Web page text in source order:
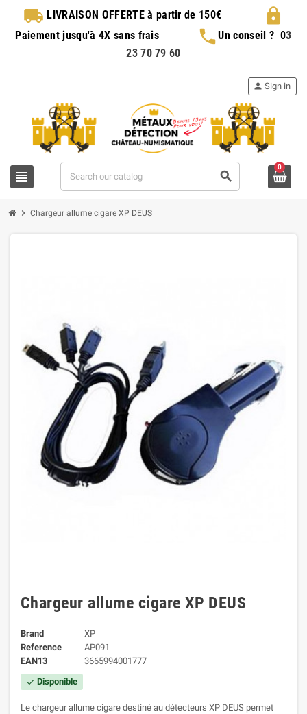
local_shipping LIVRAISON OFFERTEà partir de 150€ lock
Paiement jusqu'à 4X sans frais phoneUn conseil ? 03
23 70 79 60
view_headline search
person Sign in
0
chevron_right Chargeur allume cigare XP DEUS
Chargeur allume cigare XP DEUS
Brand
XP
Reference
AP091
EAN13
3665994001777
check Disponible
Le chargeur allume cigare destiné au détecteurs XP DEUS permet